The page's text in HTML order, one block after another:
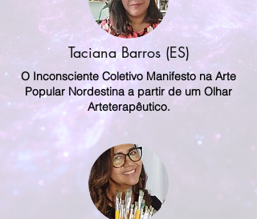
Taciana Barros (ES)
O Inconsciente Coletivo Manifesto na Arte
Popular Nordestina a partir de um Olhar
Arteterapêutico.